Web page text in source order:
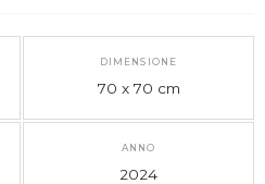
DIMENSIONE
70 x 70 cm
ANNO
2024